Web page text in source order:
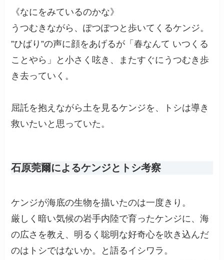
《なにをみているのかな》
うつむきながら、ぽつぽつと歩いてくるケンジ。
”ひばり”の声に顔をあげるが「春なんて いつくる
ことやら」と小さく呟き、またすぐにうつむき歩
き去っていく。
屈託を抱えながら土を見るケンジを、トシは導き
救いたいと思っていた。
石原莞爾によるケンジとトシ考察
ケンジが海底の生物を描いたのは一度きり。
厳しく暗い気候の岩手内陸で育ったケンジに、海
の広さを教え、明るく聡明な好奇心を吹き込んだ
のはトシではないか。と語るイシワラ。